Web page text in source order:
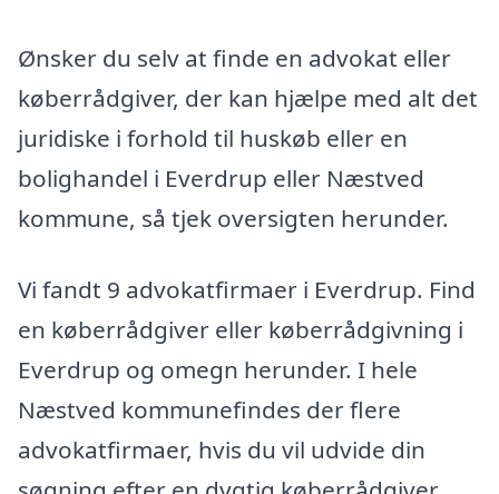
Ønsker du selv at finde en advokat eller
køberrådgiver, der kan hjælpe med alt det
juridiske i forhold til huskøb eller en
bolighandel i Everdrup eller Næstved
kommune, så tjek oversigten herunder.
Vi fandt 9 advokatfirmaer i Everdrup. Find
en køberrådgiver eller køberrådgivning i
Everdrup og omegn herunder. I hele
Næstved kommunefindes der flere
advokatfirmaer, hvis du vil udvide din